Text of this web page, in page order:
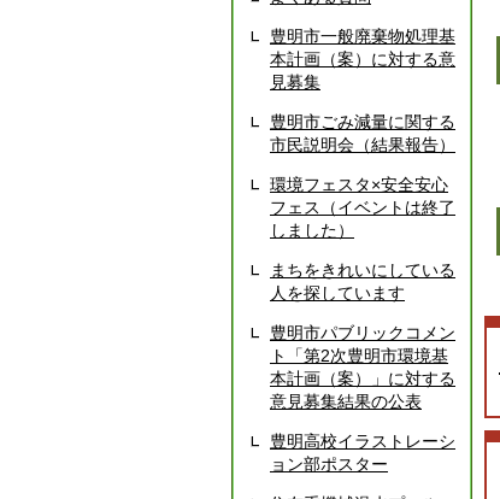
豊明市一般廃棄物処理基
本計画（案）に対する意
見募集
豊明市ごみ減量に関する
市民説明会（結果報告）
環境フェスタ×安全安心
フェス（イベントは終了
しました）
まちをきれいにしている
人を探しています
豊明市パブリックコメン
ト「第2次豊明市環境基
本計画（案）」に対する
意見募集結果の公表
豊明高校イラストレーシ
ョン部ポスター